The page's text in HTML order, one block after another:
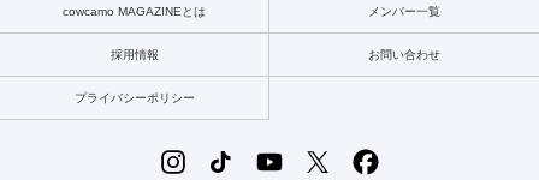
cowcamo MAGAZINEとは メンバー一覧
採用情報 お問い合わせ
プライバシーポリシー